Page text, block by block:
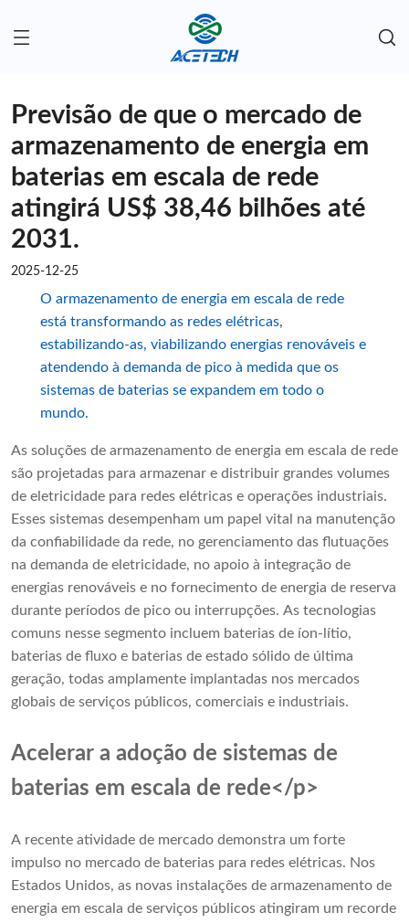
Previsão de que o mercado de
armazenamento de energia em
baterias em escala de rede
atingirá US$ 38,46 bilhões até
2031.
2025-12-25
O armazenamento de energia em escala de rede
está transformando as redes elétricas,
estabilizando-as, viabilizando energias renováveis ​​e
atendendo à demanda de pico à medida que os
sistemas de baterias se expandem em todo o
mundo.
As soluções de armazenamento de energia em escala de rede
são projetadas para armazenar e distribuir grandes volumes
de eletricidade para redes elétricas e operações industriais.
Esses sistemas desempenham um papel vital na manutenção
da confiabilidade da rede, no gerenciamento das flutuações
na demanda de eletricidade, no apoio à integração de
energias renováveis ​​e no fornecimento de energia de reserva
durante períodos de pico ou interrupções. As tecnologias
comuns nesse segmento incluem baterias de íon-lítio,
baterias de fluxo e baterias de estado sólido de última
geração, todas amplamente implantadas nos mercados
globais de serviços públicos, comerciais e industriais.
Acelerar a adoção de sistemas de
baterias em escala de rede</p>
A recente atividade de mercado demonstra um forte
impulso no mercado de baterias para redes elétricas. Nos
Estados Unidos, as novas instalações de armazenamento de
energia em escala de serviços públicos atingiram um recorde